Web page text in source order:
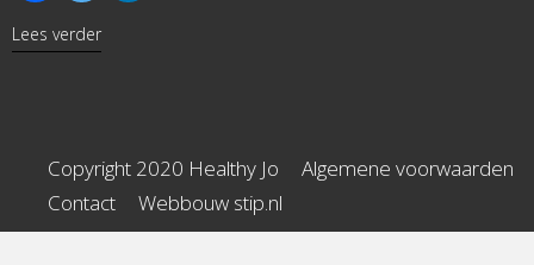
Lees verderabout Bananenbrood met havermout en cacao
Copyright 2020 Healthy Jo
Algemene voorwaarden
Contact
Webbouw stip.nl